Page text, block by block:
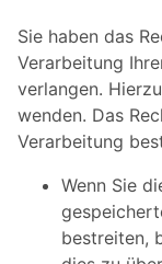
Sie haben das
Verarbeitung
verlangen.
wenden. Das
Verarbeitung
Wenn Sie
bestreiten,